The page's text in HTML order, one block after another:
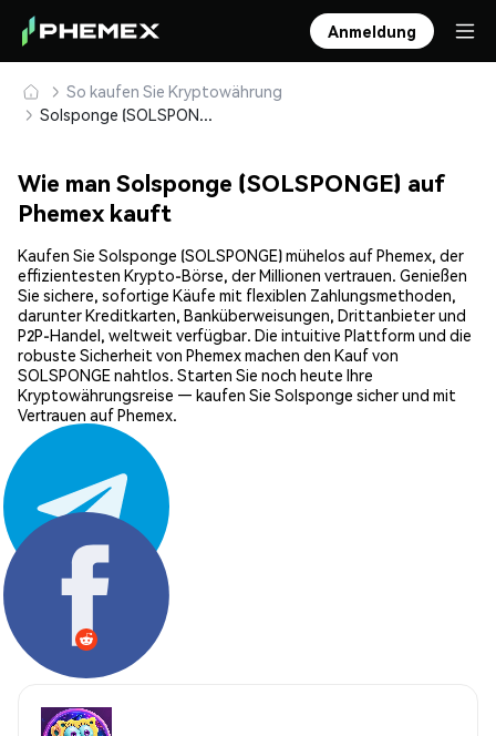
Anmeldung
So kaufen Sie Kryptowährung
Solsponge (SOLSPONGE) sicher kaufen und speichern
Wie man Solsponge (SOLSPONGE) auf
Phemex kauft
Kaufen Sie Solsponge (SOLSPONGE) mühelos auf Phemex, der
effizientesten Krypto-Börse, der Millionen vertrauen. Genießen
Sie sichere, sofortige Käufe mit flexiblen Zahlungsmethoden,
darunter Kreditkarten, Banküberweisungen, Drittanbieter und
P2P-Handel, weltweit verfügbar. Die intuitive Plattform und die
robuste Sicherheit von Phemex machen den Kauf von
SOLSPONGE nahtlos. Starten Sie noch heute Ihre
Kryptowährungsreise — kaufen Sie Solsponge sicher und mit
Vertrauen auf Phemex.
Teilen: